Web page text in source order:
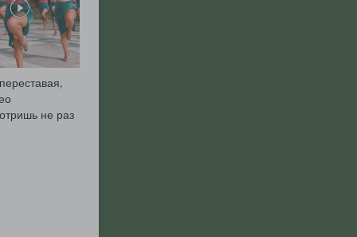
не раз